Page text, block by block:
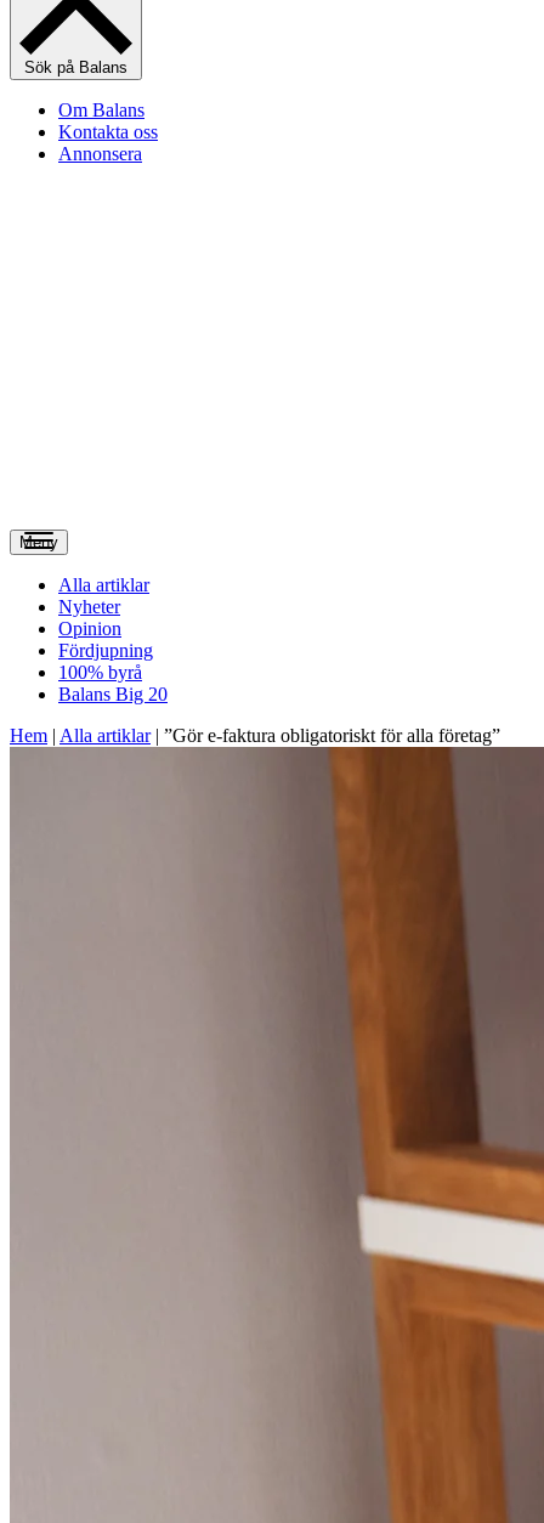
Sök på Balans
Om Balans
Kontakta oss
Annonsera
Meny
Alla artiklar
Nyheter
Opinion
Fördjupning
100% byrå
Balans Big 20
Hem | Alla artiklar| ”Gör e-faktura obligatoriskt för alla företag”